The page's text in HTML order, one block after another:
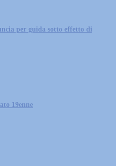
per guida sotto effetto di
19enne